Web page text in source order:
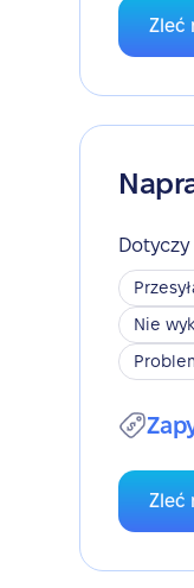
Zleć
Nie
Zleć